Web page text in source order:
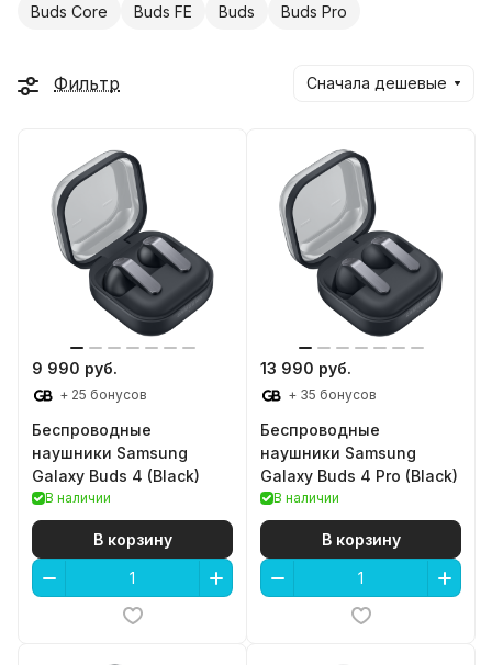
Buds Core Buds FE Buds Buds Pro
Фильтр Сначала дешевые
9 990 руб.
+ 25 бонусов
Беспроводные
наушники Samsung
Galaxy Buds 4 (Black)
В наличии
В корзину
13 990 руб.
+ 35 бонусов
Беспроводные
наушники Samsung
Galaxy Buds 4 Pro (Black)
В наличии
В корзину